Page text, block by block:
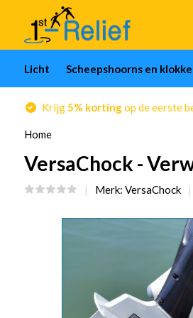
Licht Scheepshoorns en
Krijg5% kortingop de eerste
Home
VersaChock -
Merk: VersaChock